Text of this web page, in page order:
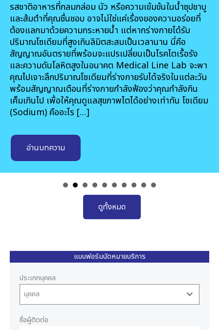
รสชาติอาหารที่กลมกล่อม นัว หรือความเข้มข้นในน้ำซุปชาบู
และส้มตำที่คุณชื่นชอบ อาจไม่ใช่แค่เรื่องของความอร่อยที่
ต้องแลกมาด้วยความกระหายน้ำ แต่หากร่างกายได้รับ
ปริมาณโซเดียมที่สูงเกินลิมิตสะสมเป็นเวลานาน นี่คือ
สัญญาณอันตรายที่พร้อมจะแปรเปลี่ยนเป็นโรคไตเรื้อรัง
และความดันโลหิตสูงในอนาคต Medical Line Lab จะพา
คุณไปเจาะลึกปริมาณโซเดียมที่ร่างกายรับได้จริงในแต่ละวัน
พร้อมสัญญาณเตือนที่ร่างกายกำลังฟ้องว่าคุณกำลังกิน
เค็มเกินไป เพื่อให้คุณดูแลสุขภาพไตได้อย่างเท่าทัน โซเดียม
(Sodium) คืออะไร […]
อ่านบทความ
ดูทั้งหมด
แบบฟอร์มนัดหมายบริการ
ประเภทบุคคล
บุคคล
ชื่อผู้ติดต่อ